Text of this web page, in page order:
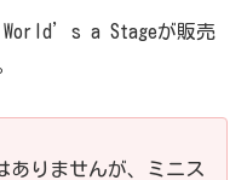
a Stageが販売
ありませんが、ミニス